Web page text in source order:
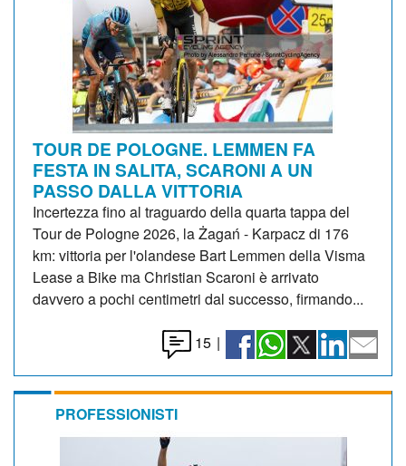
TOUR DE POLOGNE. LEMMEN FA
FESTA IN SALITA, SCARONI A UN
PASSO DALLA VITTORIA
Incertezza fino al traguardo della quarta tappa del
Tour de Pologne 2026, la Żagań - Karpacz di 176
km: vittoria per l'olandese Bart Lemmen della Visma
Lease a Bike ma Christian Scaroni è arrivato
davvero a pochi centimetri dal successo, firmando...
15 |
PROFESSIONISTI